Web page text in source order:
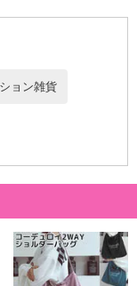
。
い。
経過措置期間の終
の表記が旧表記の場
さい。なお、本理由
ョン雑貨